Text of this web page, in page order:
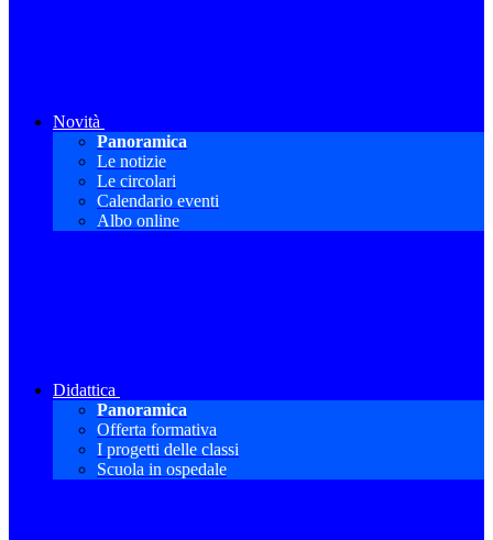
Novità
Panoramica
Le notizie
Le circolari
Calendario eventi
Albo online
Didattica
Panoramica
Offerta formativa
I progetti delle classi
Scuola in ospedale